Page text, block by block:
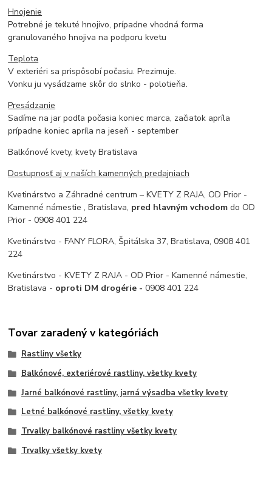
Hnojenie
Potrebné je tekuté hnojivo, prípadne vhodná forma
granulovaného hnojiva na podporu kvetu
Teplota
V exteriéri sa prispôsobí počasiu. Prezimuje.
Vonku ju vysádzame skôr do slnko - polotieňa.
Presádzanie
Sadíme na jar podľa počasia koniec marca, začiatok apríla
prípadne koniec apríla na jeseň - september
Balkónové kvety, kvety Bratislava
Dostupnosť aj v naších kamenných predajniach
Kvetinárstvo a Záhradné centrum – KVETY Z RAJA, OD Prior -
Kamenné námestie , Bratislava, pred hlavným vchodom do OD
Prior - 0908 401 224
Kvetinárstvo - FANY FLORA, Špitálska 37, Bratislava, 0908 401
224
Kvetinárstvo - KVETY Z RAJA - OD Prior - Kamenné námestie,
Bratislava - oproti DM drogérie -0908 401 224
Tovar zaradený v kategóriách
Rastliny všetky
Balkónové, exteriérové rastliny, všetky kvety
Jarné balkónové rastliny, jarná výsadba všetky kvety
Letné balkónové rastliny, všetky kvety
Trvalky balkónové rastliny všetky kvety
Trvalky všetky kvety